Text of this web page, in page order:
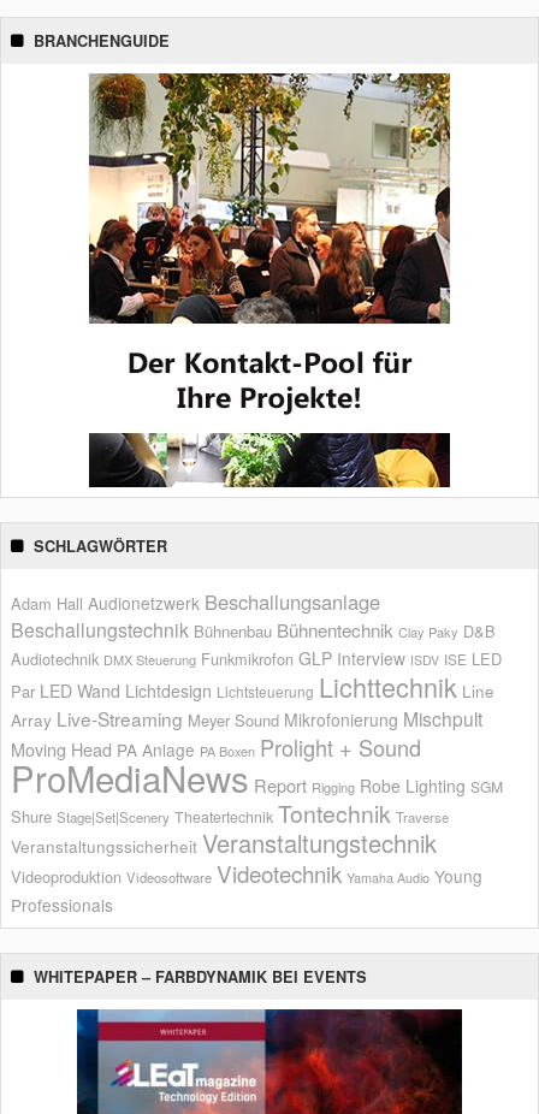
BRANCHENGUIDE
SCHLAGWÖRTER
Adam Hall Audionetzwerk Beschallungsanlage
Beschallungstechnik Bühnenbau Bühnentechnik Clay Paky D&B
Audiotechnik DMX Steuerung Funkmikrofon GLP Interview ISDV ISE LED
Par LED Wand Lichtdesign Lichtsteuerung Lichttechnik Line
Array Live-Streaming Meyer Sound Mikrofonierung Mischpult
Moving Head PA Anlage PA Boxen Prolight + Sound
ProMediaNews Report Rigging Robe Lighting SGM
Shure Stage|Set|Scenery Theatertechnik Tontechnik Traverse
Veranstaltungssicherheit Veranstaltungstechnik
Videoproduktion Videosoftware Videotechnik Yamaha Audio Young
Professionals
WHITEPAPER – FARBDYNAMIK BEI EVENTS